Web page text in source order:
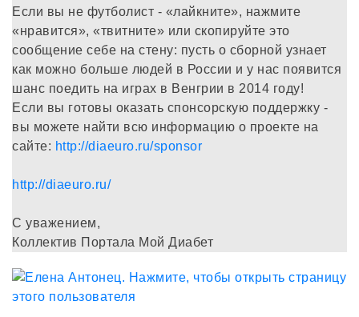
Если вы не футболист - «лайкните», нажмите
«нравится», «твитните» или скопируйте это
сообщение себе на стену: пусть о сборной узнает
как можно больше людей в России и у нас появится
шанс поедить на играх в Венгрии в 2014 году!
Если вы готовы оказать спонсорскую поддержку -
вы можете найти всю информацию о проекте на
сайте: http://diaeuro.ru/sponsor
http://diaeuro.ru/
С уважением,
Коллектив Портала Мой Диабет